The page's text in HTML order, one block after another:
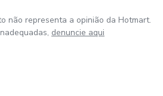
não representa a opinião da Hotmart.
denuncie aqui